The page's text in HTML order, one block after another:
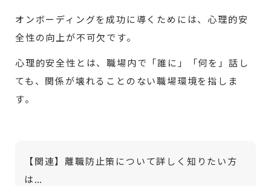
オンボーディングを成功に導くためには、心理的安
全性の向上が不可欠です。
心理的安全性とは、職場内で「誰に」「何を」話し
ても、関係が壊れることのない職場環境を指しま
す。
【関連】離職防止策について詳しく知りたい方
は…